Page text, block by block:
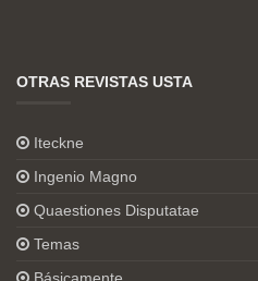
OTRAS REVISTAS USTA
Iteckne
Ingenio Magno
Quaestiones Disputatae
Temas